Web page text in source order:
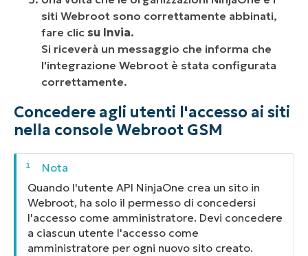
siti Webroot sono correttamente abbinati,
fare clic su Invia.
Si riceverà un messaggio che informa che
l'integrazione Webroot è stata configurata
correttamente.
Concedere agli utenti l'accesso ai siti
nella console Webroot GSM
Quando l'utente API NinjaOne crea un sito in
Webroot, ha solo il permesso di concedersi
l'accesso come amministratore. Devi concedere
a ciascun utente l'accesso come
amministratore per ogni nuovo sito creato.